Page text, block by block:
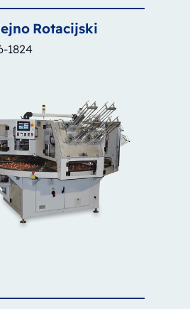
Rotacijski
1824